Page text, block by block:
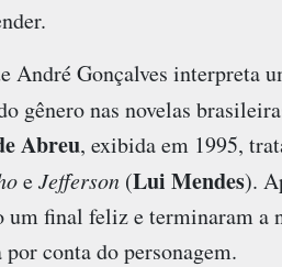
André Gonçalves interpreta
gênero nas novelas
Abreu, exibida em 1995,
eJefferson(Lui Mendes).
um final feliz e terminaram a
conta do personagem.